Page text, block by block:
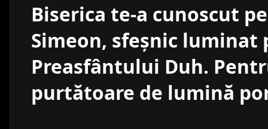
Biserica te-a cunoscut
Simeon, sfeşnic
Preasfântului Duh.
purtătoare de lumină